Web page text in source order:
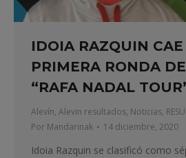
IDOIA RAZQUIN CAE
PRIMERA RONDA
“RAFA NADAL
Alevín, Alevin resultados, Noticias,
Por Mandarinak 14 diciembre, 2020
Idoia Razquin se clasificó como